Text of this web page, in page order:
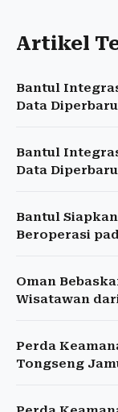
Artikel
Bantul
Data
Bantul
Data
Bantul
Beroperasi
Oman
Wisatawan
Perda
Tongseng